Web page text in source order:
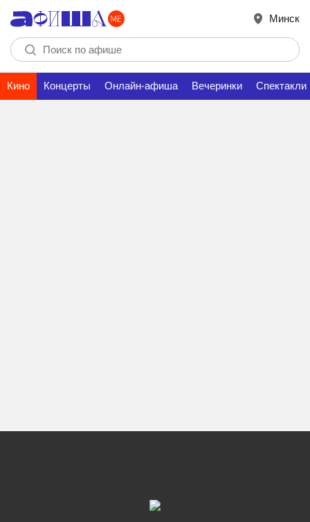
Минск
Кино Концерты Онлайн-афиша Вечеринки Спектакли